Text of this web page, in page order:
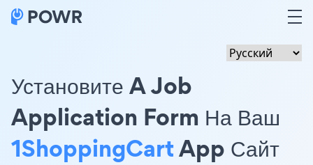
Установите A Job
Application Form На Ваш
1ShoppingCartApp Сайт